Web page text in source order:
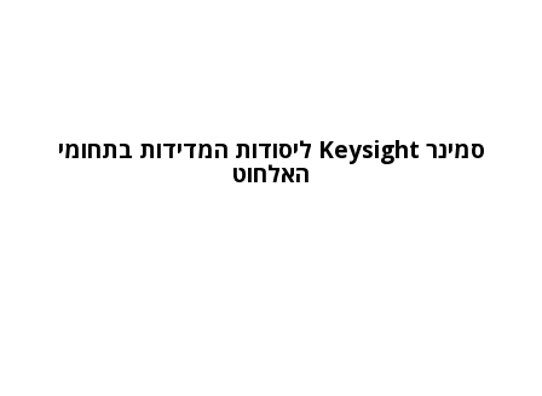
סמינר Keysight ליסודות המדידות בתחומי
האלחוט